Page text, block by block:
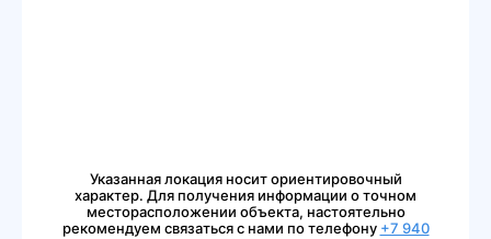
Указанная локация носит ориентировочный
характер. Для получения информации о точном
месторасположении объекта, настоятельно
рекомендуем связаться с нами по телефону +7 940